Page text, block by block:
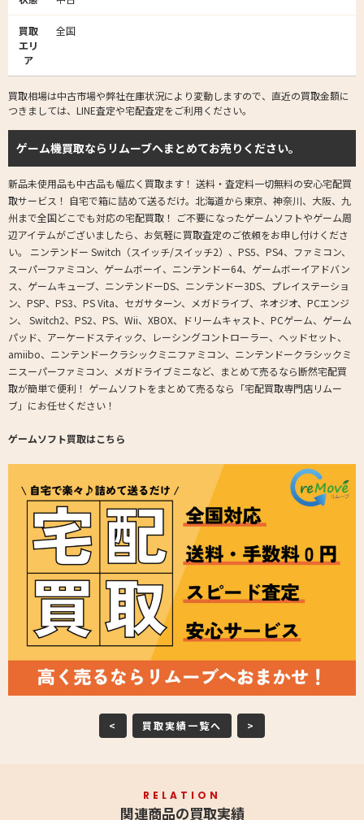
買取
エリ
ア
全国
買取相場は中古市場や弊社在庫状況により変動しますので、直近の買取金額に
つきましては、LINE査定や宅配査定をご利用ください。
ゲーム機買取ならリムーブへまとめてお売りください。
新品未使用品も中古品も幅広く買取ます！ 送料・査定料一切無料の安心宅配買
取サービス！ 自宅で箱に詰めて送るだけ。北海道から東京、神奈川、大阪、九
州まで全国どこでも対応の宅配買取！ ご不要になったゲームソフトやゲーム周
辺アイテムがございましたら、お気軽に買取査定のご依頼をお申し付けくださ
い。 ニンテンドー Switch（スイッチ/スイッチ2）、PS5、PS4、ファミコン、
スーパーファミコン、ゲームボーイ、ニンテンドー64、ゲームボーイアドバン
ス、ゲームキューブ、ニンテンドーDS、ニンテンドー3DS、プレイステーショ
ン、PSP、PS3、PS Vita、セガサターン、メガドライブ、ネオジオ、PCエンジ
ン、 Switch2、PS2、PS、Wii、XBOX、ドリームキャスト、PCゲーム、ゲーム
パッド、アーケードスティック、レーシングコントローラー、ヘッドセット、
amiibo、ニンテンドークラシックミニファミコン、ニンテンドークラシックミ
ニスーパーファミコン、メガドライブミニなど、まとめて売るなら断然宅配買
取が簡単で便利！ ゲームソフトをまとめて売るなら「宅配買取専門店リムー
ブ」にお任せください！
ゲームソフト買取はこちら
< 買取実績一覧へ >
RELATION
関連商品の買取実績